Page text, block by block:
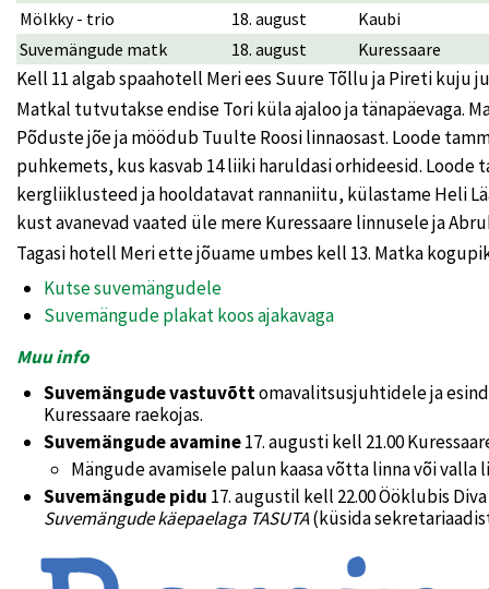
Mölkky - trio
18. august
Kaubi
Suvemängude matk
18. august Kuressaare
Kell 11 algab spaahotell Meri ees Suure Tõllu ja Pireti kuju
Matkal tutvutakse endise Tori küla ajaloo ja tänapäevaga.
Põduste jõe ja möödub Tuulte Roosi linnaosast. Loode
puhkemets, kus kasvab 14 liiki haruldasi orhideesid. Loode
kergliiklusteed ja hooldatavat rannaniitu, külastame Heli
kust avanevad vaated üle mere Kuressaare linnusele ja
Tagasi hotell Meri ette jõuame umbes kell 13. Matka
Kutse suvemängudele
Suvemängude plakat koos ajakavaga
Muu info
Suvemängude vastuvõttomavalitsusjuhtidele ja
Kuressaare raekojas.
Suvemängude avamine17. augusti kell 21.00
Mängude avamisele palun kaasa võtta linna või valla
Suvemängude pidu 17. augustil kell 22.00 Ööklubis
Suvemängude käepaelaga TASUTA(küsida